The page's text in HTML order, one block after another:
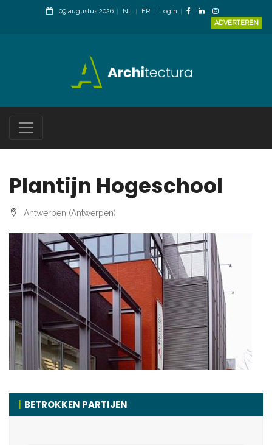
09 augustus 2026 NL FR
Login
ADVERTEREN
Plantijn Hogeschool
Antwerpen (Antwerpen)
BETROKKEN PARTIJEN